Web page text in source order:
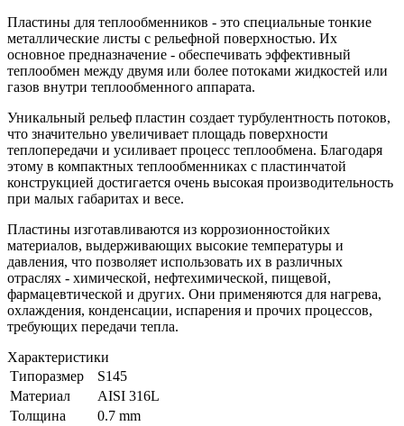
Пластины для теплообменников - это специальные тонкие
металлические листы с рельефной поверхностью. Их
основное предназначение - обеспечивать эффективный
теплообмен между двумя или более потоками жидкостей или
газов внутри теплообменного аппарата.
Уникальный рельеф пластин создает турбулентность потоков,
что значительно увеличивает площадь поверхности
теплопередачи и усиливает процесс теплообмена. Благодаря
этому в компактных теплообменниках с пластинчатой
конструкцией достигается очень высокая производительность
при малых габаритах и весе.
Пластины изготавливаются из коррозионностойких
материалов, выдерживающих высокие температуры и
давления, что позволяет использовать их в различных
отраслях - химической, нефтехимической, пищевой,
фармацевтической и других. Они применяются для нагрева,
охлаждения, конденсации, испарения и прочих процессов,
требующих передачи тепла.
Характеристики
Типоразмер
S145
Материал
AISI 316L
Толщина
0.7 mm